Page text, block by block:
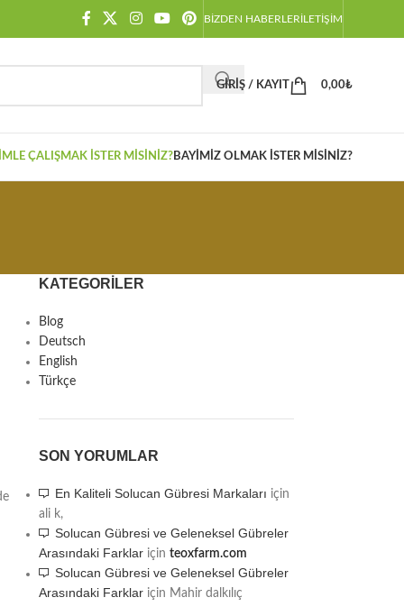
BIZDEN HABERLERİLETIŞIM
GIRIŞ / KAYIT 0,00₺
ÇALIŞMAK İSTER MISINIZ?BAYIMIZ OLMAK İSTER MISINIZ?
KATEGORILER
Blog
Deutsch
English
Türkçe
SON YORUMLAR
En Kaliteli Solucan Gübresi Markaları için
ali k,
Solucan Gübresi ve Geleneksel Gübreler
Arasındaki Farklariçin teoxfarm.com
Solucan Gübresi ve Geleneksel Gübreler
Arasındaki Farklariçin Mahir dalkılıç